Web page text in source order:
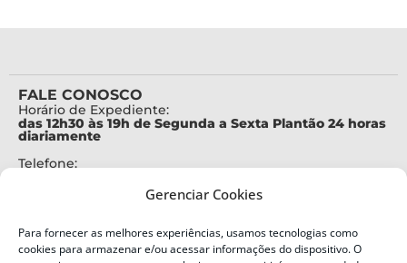
Gerenciar Cookies
Para fornecer as melhores experiências, usamos tecnologias como
cookies para armazenar e/ou acessar informações do dispositivo. O
FALE CONOSCO
Horário de Expediente:
das 12h30 às 19h de Segunda a Sexta Plantão 24 horas
diariamente
Telefone:
Alertas Defesa Civil:
SMS 40199